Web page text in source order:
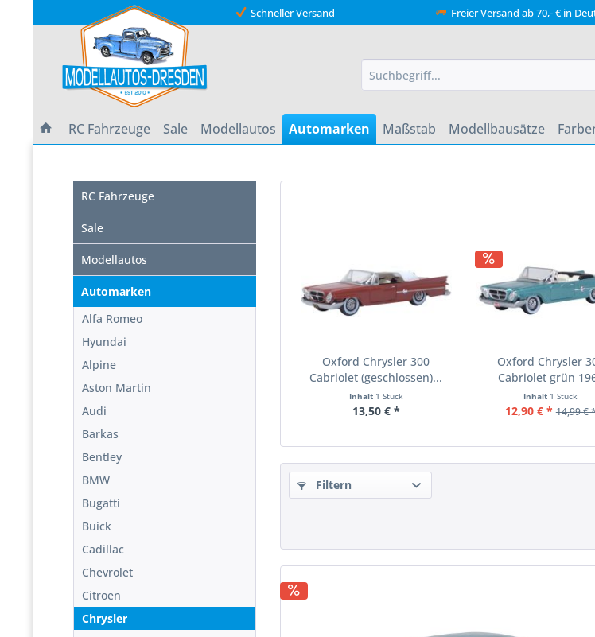
Schneller Versand Freier Versand ab 70,- € in
RC Fahrzeuge Sale Modellautos Automarken Maßstab Modellbausätze
RC Fahrzeuge
Sale
Modellautos
Automarken
Alfa Romeo
Hyundai
Alpine
Aston Martin
Audi
Barkas
Bentley
BMW
Bugatti
Buick
Cadillac
Chevrolet
Citroen
Chrysler
Oxford Chrysler 300
Cabriolet (geschlossen)...
Inhalt 1 Stück
13,50 € *
Oxford Chrysler
Cabriolet grün
Inhalt 1 Stück
12,90 € * 14,99 €
Filtern